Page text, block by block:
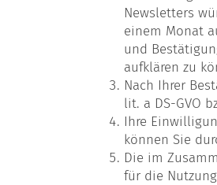
Newsletters
einem Monat
und
aufklären zu
Nach Ihrer
lit. a DS-GVO
Ihre
können Sie
Die im
für die